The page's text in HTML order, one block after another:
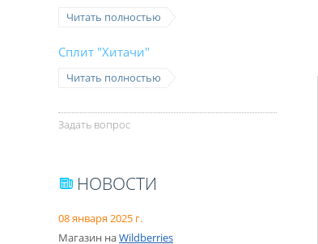
Читать полностью
Сплит "Хитачи"
Читать полностью
Задать вопрос
НОВОСТИ
08 января 2025 г.
Магазин наWildberries